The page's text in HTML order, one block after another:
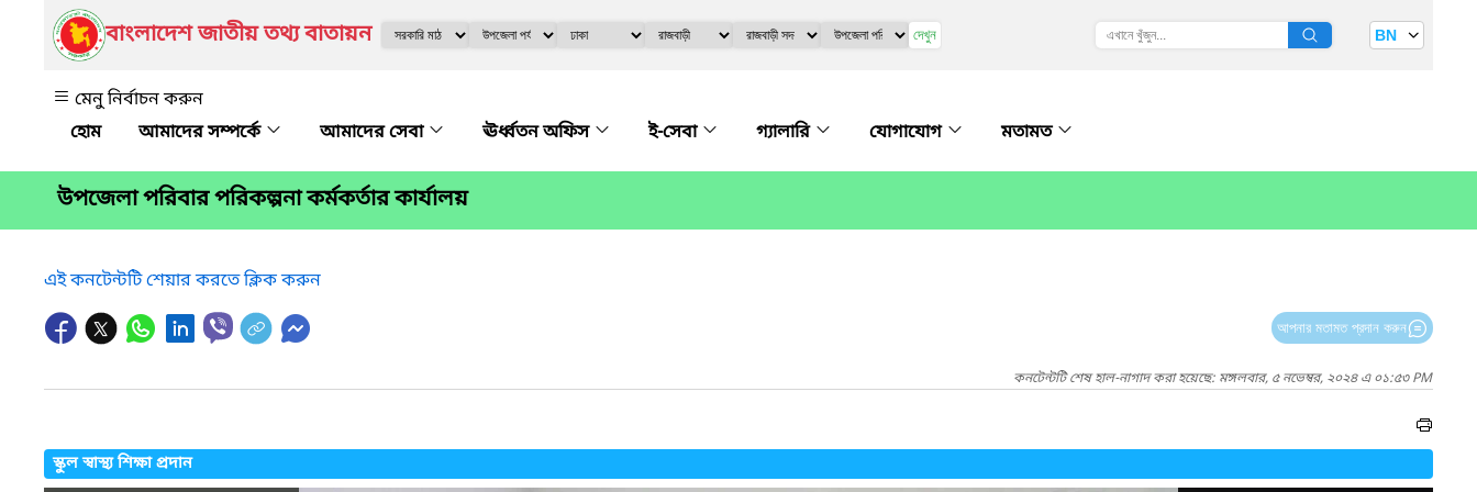
বাংলাদেশ জাতীয় তথ্য বাতায়ন দেখুন BN
মেনু নির্বাচন করুন
আমাদের সম্পর্কে
আমাদের সেবা ঊর্ধ্বতন অফিস ই-সেবা গ্যালারি যোগাযোগ মতামত
উপজেলা পরিবার পরিকল্পনা কর্মকর্তার কার্যালয়
এই কনটেন্টটি শেয়ার করতে ক্লিক করুন
আপনার মতামত প্রদান করুন
কনটেন্টটি শেষ হাল-নাগাদ করা হয়েছে: মঙ্গলবার, ৫ নভেম্বর, ২০২৪ এ ০১:৫৩ PM
স্কুল স্বাস্থ্য শিক্ষা প্রদান